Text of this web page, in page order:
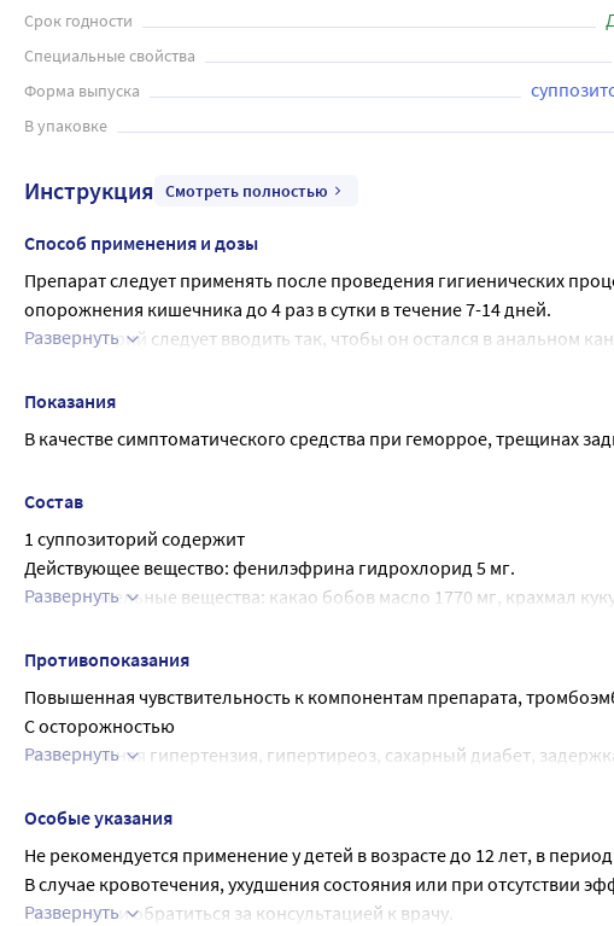
Срок годности
Специальные свойства
Форма выпуска
В упаковке
Инструкция Смотреть полностью
Способ применения и дозы
Препарат следует применять после проведения гигиенических
опорожнения кишечника до 4 раз в сутки в течение 7-14 дней.
Суппозиторий следует вводить так, чтобы он остался в анальном
полного его растворения.
Развернуть
Показания
В качестве симптоматического средства при геморрое, трещинах
Состав
1 суппозиторий содержит
Действующее вещество: фенилэфрина гидрохлорид 5 мг.
Вспомогательные вещества: какао бобов масло 1770 мг, крахмал
Развернуть
Противопоказания
Повышенная чувствительность к компонентам препарата,
С осторожностью
Артериальная гипертензия, гипертиреоз, сахарный диабет,
Применение при беременности и в период грудного вскармливания
Достаточного опыта по применению препарата во время
кормящих матерей по назначению лечащего врача, если
ребенка.
Развернуть
Особые указания
Не рекомендуется применение у детей в возрасте до 12 лет, в
В случае кровотечения, ухудшения состояния или при отсутствии
препарата и обратиться за консультацией к врачу.
Развернуть